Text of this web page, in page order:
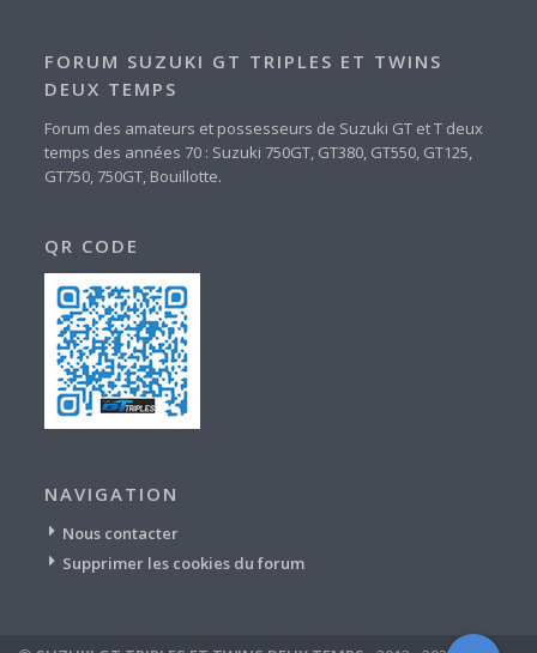
FORUM SUZUKI GT TRIPLES ET TWINS
DEUX TEMPS
Forum des amateurs et possesseurs de Suzuki GT et T deux
temps des années 70 : Suzuki 750GT, GT380, GT550, GT125,
GT750, 750GT, Bouillotte.
QR CODE
NAVIGATION
Nous contacter
Supprimer les cookies du forum